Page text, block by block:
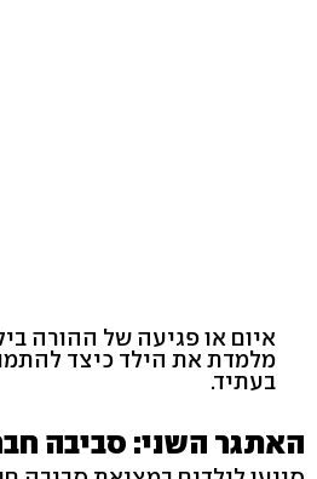
איום או פגיעה של ההורה
מלמדת את הילד כיצד
בעתיד.
האתגר השני: סביבה